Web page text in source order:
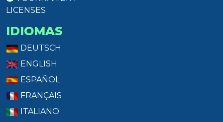
LICENSES
IDIOMAS
DEUTSCH
ENGLISH
ESPAÑOL
FRANÇAIS
ITALIANO